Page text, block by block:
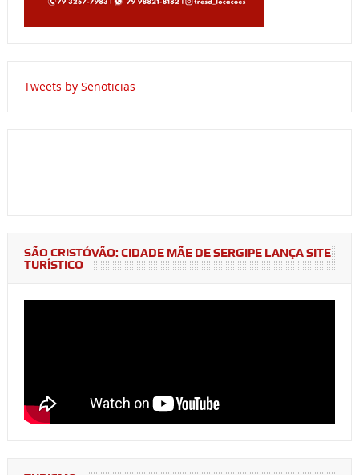
Tweets by Senoticias
SÃO CRISTÓVÃO: CIDADE MÃE DE SERGIPE LANÇA SITE
TURÍSTICO